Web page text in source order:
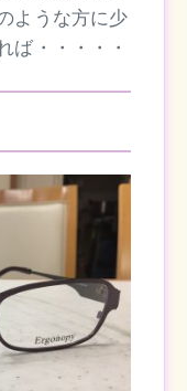
ような方に少
ば・・・・・